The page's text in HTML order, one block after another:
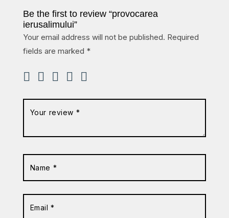
Be the first to review “provocarea
ierusalimului”
Your email address will not be published. Required
fields are marked *